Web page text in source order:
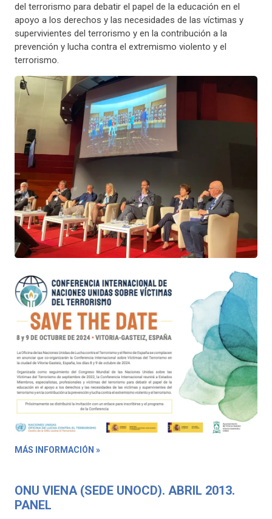
del terrorismo para debatir el papel de la educación en el
apoyo a los derechos y las necesidades de las víctimas y
supervivientes del terrorismo y en la contribución a la
prevención y lucha contra el extremismo violento y el
terrorismo.
MÁS INFORMACIÓN »
ONU VIENA (SEDE UNOCD). ABRIL 2013.
PANEL